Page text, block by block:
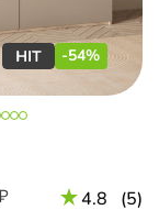
-54%
4.8 (5)